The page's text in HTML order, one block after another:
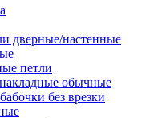
дверные/настенные
петли
обычные
без врезки